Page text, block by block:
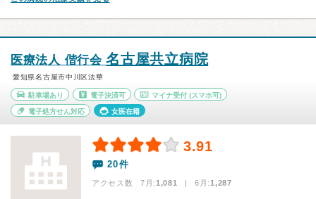
医療法人 偕行会名古屋共立病院
愛知県名古屋市中川区法華
駐車場あり 電子決済可 マイナ受付 (スマホ可)
電子処方せん対応 女医在籍
3.91
20件
アクセス数 7月:1,081 | 6月:1,287